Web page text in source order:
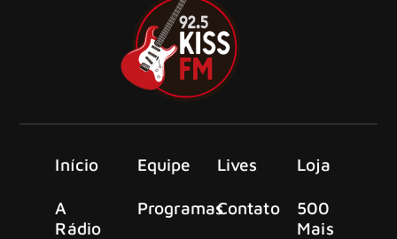
Início
A
Rádio
Equipe
Programas
Lives
Contato
Loja
500
Mais